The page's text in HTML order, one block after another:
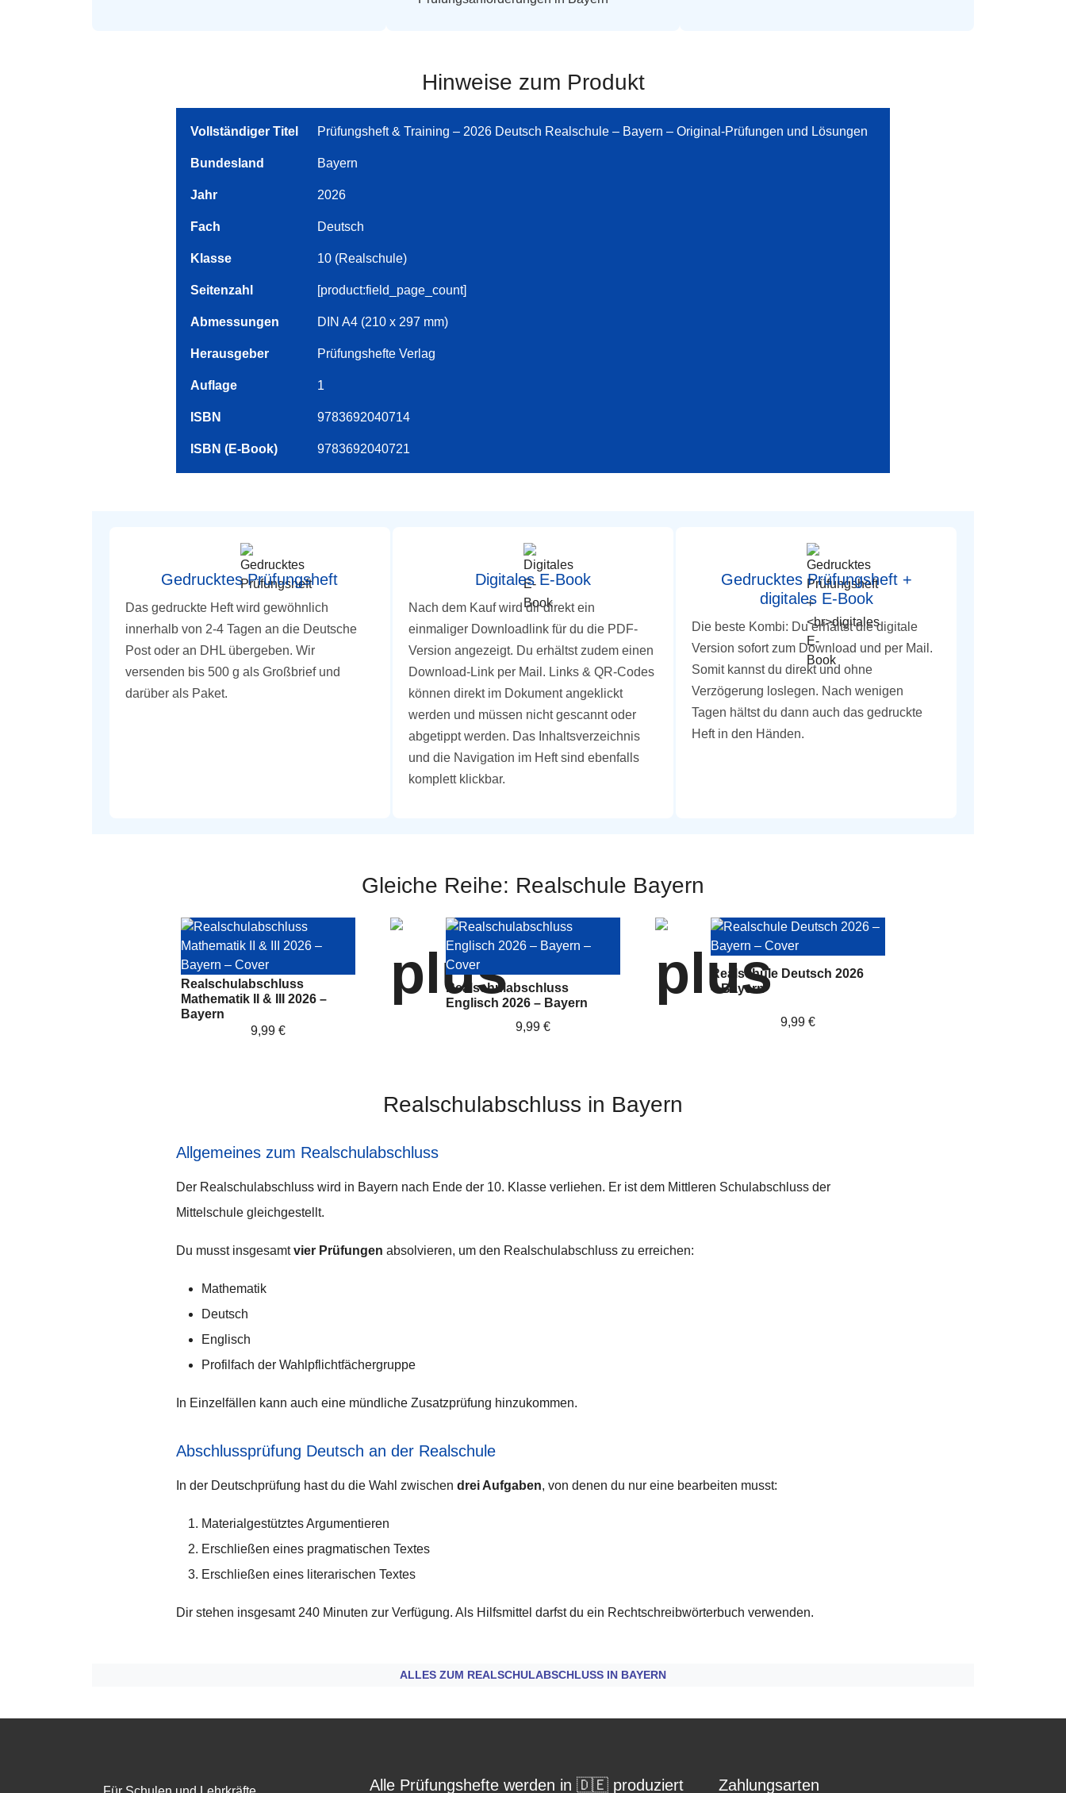
Hinweise zum Produkt
Vollständiger Titel Prüfungsheft & Training – 2026 Deutsch Realschule – Bayern – Original-Prüfungen und Lösungen
Bundesland Bayern
Jahr 2026
Fach Deutsch
Klasse 10 (Realschule)
Seitenzahl [product:field_page_count]
Abmessungen DIN A4 (210 x 297 mm)
Herausgeber Prüfungshefte Verlag
Auflage 1
ISBN 9783692040714
ISBN (E-Book) 9783692040721
Gedrucktes Prüfungsheft
Das gedruckte Heft wird gewöhnlich
innerhalb von 2-4 Tagen an die Deutsche
Post oder an DHL übergeben. Wir
versenden bis 500 g als Großbrief und
darüber als Paket.
Digitales E-Book
Nach dem Kauf wird dir direkt ein
einmaliger Downloadlink für du die PDF-
Version angezeigt. Du erhältst zudem einen
Download-Link per Mail. Links & QR-Codes
können direkt im Dokument angeklickt
werden und müssen nicht gescannt oder
abgetippt werden. Das Inhaltsverzeichnis
und die Navigation im Heft sind ebenfalls
komplett klickbar.
Gedrucktes Prüfungsheft +
digitales E-Book
Die beste Kombi: Du erhältst die digitale
Version sofort zum Download und per Mail.
Somit kannst du direkt und ohne
Verzögerung loslegen. Nach wenigen
Tagen hältst du dann auch das gedruckte
Heft in den Händen.
Gleiche Reihe: Realschule Bayern
Realschulabschluss
Mathematik II & III 2026 –
Bayern
9,99 €
Realschulabschluss
Englisch 2026 – Bayern
9,99 €
Realschule Deutsch 2026
– Bayern
9,99 €
Realschulabschluss in Bayern
Allgemeines zum Realschulabschluss
Der Realschulabschluss wird in Bayern nach Ende der 10. Klasse verliehen. Er ist dem Mittleren Schulabschluss der
Mittelschule gleichgestellt.
Du musst insgesamtvier Prüfungen absolvieren, um den Realschulabschluss zu erreichen:
Mathematik
Deutsch
Englisch
Profilfach der Wahlpflichtfächergruppe
In Einzelfällen kann auch eine mündliche Zusatzprüfung hinzukommen.
Abschlussprüfung Deutsch an der Realschule
In der Deutschprüfung hast du die Wahl zwischen drei Aufgaben, von denen du nur eine bearbeiten musst:
Materialgestütztes Argumentieren
Erschließen eines pragmatischen Textes
Erschließen eines literarischen Textes
Dir stehen insgesamt 240 Minuten zur Verfügung. Als Hilfsmittel darfst du ein Rechtschreibwörterbuch verwenden.
ALLES ZUM REALSCHULABSCHLUSS IN BAYERN
Alle Prüfungshefte werden in 🇩🇪 produziert Zahlungsarten